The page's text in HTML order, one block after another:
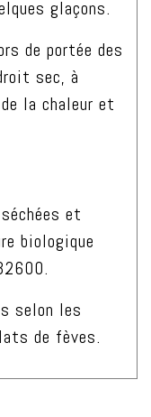
glaçons.
de portée des
sec, à
la chaleur et
et
biologique
selon les
de fèves.